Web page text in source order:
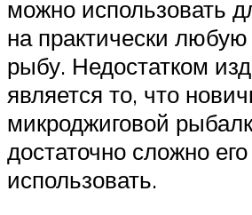
можно использовать
на практически
рыбу. Недостатком
является то, что
микроджиговой
достаточно сложно его
использовать.